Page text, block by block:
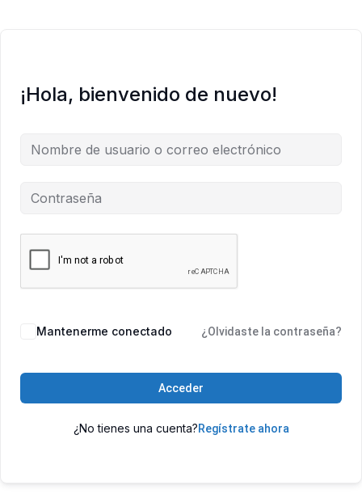
¡Hola, bienvenido de nuevo!
Mantenerme conectado ¿Olvidaste la contraseña?
Acceder
¿No tienes una cuenta?Regístrate ahora